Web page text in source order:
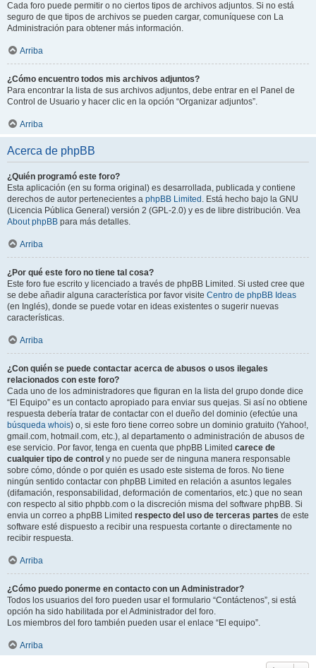
Cada foro puede permitir o no ciertos tipos de archivos adjuntos. Si no está
seguro de que tipos de archivos se pueden cargar, comuníquese con La
Administración para obtener más información.
Arriba
¿Cómo encuentro todos mis archivos adjuntos?
Para encontrar la lista de sus archivos adjuntos, debe entrar en el Panel de
Control de Usuario y hacer clic en la opción “Organizar adjuntos”.
Arriba
Acerca de phpBB
¿Quién programó este foro?
Esta aplicación (en su forma original) es desarrollada, publicada y contiene
derechos de autor pertenecientes a phpBB Limited . Está hecho bajo la GNU
(Licencia Pública General) versión 2 (GPL-2.0) y es de libre distribución. Vea
About phpBB para más detalles.
Arriba
¿Por qué este foro no tiene tal cosa?
Este foro fue escrito y licenciado a través de phpBB Limited. Si usted cree que
se debe añadir alguna característica por favor visite Centro de phpBB Ideas
(en Inglés), donde se puede votar en ideas existentes o sugerir nuevas
características.
Arriba
¿Con quién se puede contactar acerca de abusos o usos ilegales
relacionados con este foro?
Cada uno de los administradores que figuran en la lista del grupo donde dice
“El Equipo” es un contacto apropiado para enviar sus quejas. Si así no obtiene
respuesta debería tratar de contactar con el dueño del dominio (efectúe una
búsqueda whois) o, si este foro tiene correo sobre un dominio gratuito (Yahoo!,
gmail.com, hotmail.com, etc.), al departamento o administración de abusos de
ese servicio. Por favor, tenga en cuenta que phpBB Limited carece de
cualquier tipo de control y no puede ser de ninguna manera responsable
sobre cómo, dónde o por quién es usado este sistema de foros. No tiene
ningún sentido contactar con phpBB Limited en relación a asuntos legales
(difamación, responsabilidad, deformación de comentarios, etc.) que no sean
con respecto al sitio phpbb.com o la discreción misma del software phpBB. Si
envia un correo a phpBB Limited respecto del uso de terceras partes de este
software esté dispuesto a recibir una respuesta cortante o directamente no
recibir respuesta.
Arriba
¿Cómo puedo ponerme en contacto con un Administrador?
Todos los usuarios del foro pueden usar el formulario “Contáctenos”, si está
opción ha sido habilitada por el Administrador del foro.
Los miembros del foro también pueden usar el enlace “El equipo”.
Arriba